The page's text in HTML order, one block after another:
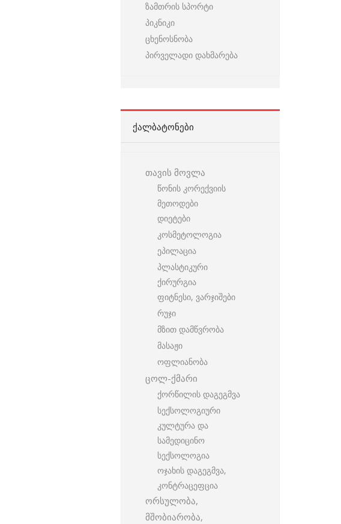
ზამთრის სპორტი
პიკნიკი
ცხენოსნობა
პირველადი დახმარება
ᲥᲐᲚᲑᲐᲢᲝᲜᲔᲑᲘ
თავის მოვლა
წონის კორექვიის
მეთოდები
დიეტები
კოსმეტოლოგია
ეპილაცია
პლასტიკური
ქირურგია
ფიტნესი, ვარჯიშები
რუჯი
მზით დამწვრობა
მასაჟი
ოფლიანობა
ცოლ-ქმარი
ქორწილის დაგეგმვა
სექსოლოგიური
კულტურა და
სამედიცინო
სექსოლოგია
ოჯახის დაგეგმვა,
კონტრაცეფცია
ორსულობა,
მშობიარობა,